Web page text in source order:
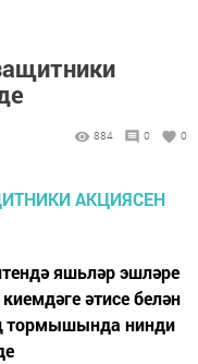
884 0 0
яшьләр эшләре
әтисе белән
тормышында нинди